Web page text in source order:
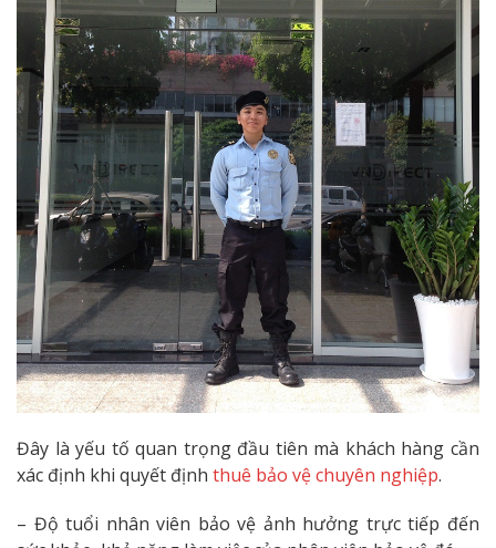
Đây là yếu tố quan trọng đầu tiên mà khách hàng cần
xác định khi quyết định thuê bảo vệ chuyên nghiệp.
– Độ tuổi nhân viên bảo vệ ảnh hưởng trực tiếp đến